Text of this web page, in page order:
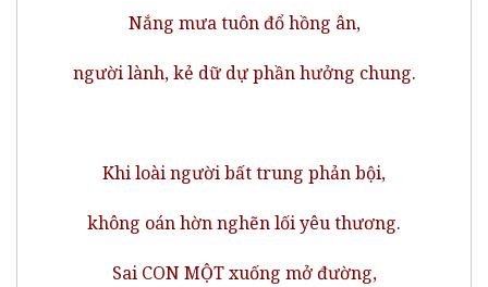
Nắng mưa tuôn đổ hồng ân,
người lành, kẻ dữ dự phần hưởng chung.
Khi loài người bất trung phản bội,
không oán hờn nghẽn lối yêu thương.
Sai CON MỘT xuống mở đường,